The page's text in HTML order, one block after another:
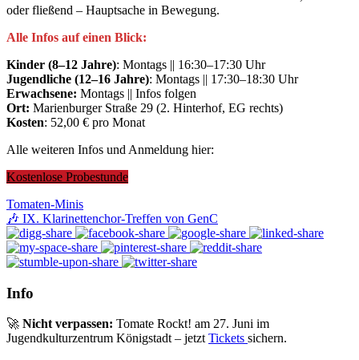
oder fließend – Hauptsache in Bewegung.
Alle Infos auf einen Blick:
Kinder (8–12 Jahre): Montags || 16:30–17:30 Uhr
Jugendliche (12–16 Jahre): Montags || 17:30–18:30 Uhr
Erwachsene: Montags || Infos folgen
Ort: Marienburger Straße 29 (2. Hinterhof, EG rechts)
Kosten: 52,00 € pro Monat
Alle weiteren Infos und Anmeldung hier:
Kostenlose Probestunde
Tomaten-Minis
🎶 IX. Klarinettenchor-Treffen von GenC
Info
🚀 Nicht verpassen: Tomate Rockt! am 27. Juni im
Jugendkulturzentrum Königstadt – jetztTickets sichern.